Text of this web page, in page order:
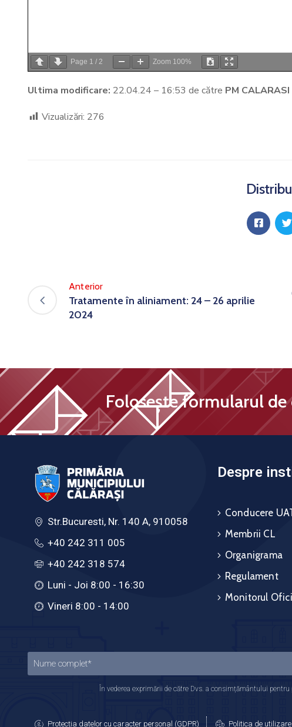
Page 1 / 2 Zoom 100%
Ultima modificare: 22.04.24 – 16:53 de către PM CALARASI
Vizualizări: 276
Anterior
Tratamente în aliniament: 24 – 26 aprilie
2024
Folosește formularul
Str.Bucuresti, Nr. 140 A, 910058
+40 242 311 005
+40 242 318 574
Luni - Joi 8:00 - 16:30
Vineri 8:00 - 14:00
Despre
Conducere
Membrii CL
Organigrama
Regulament
Monitorul
În vederea exprimării de către Dvs. a consimțământului
Protecția datelor cu caracter personal (GDPR) Politica de